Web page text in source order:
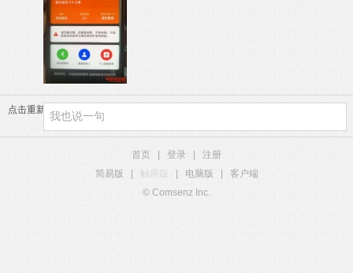
点击重新加载
首页 登录
注册
简易版
触屏版 电脑版
客户端
© Comsenz Inc.